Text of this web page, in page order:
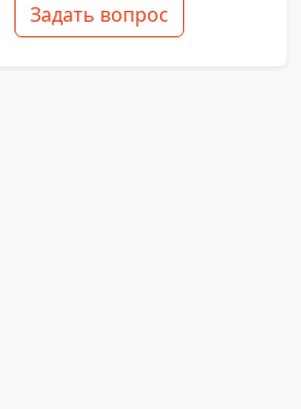
Задать вопрос